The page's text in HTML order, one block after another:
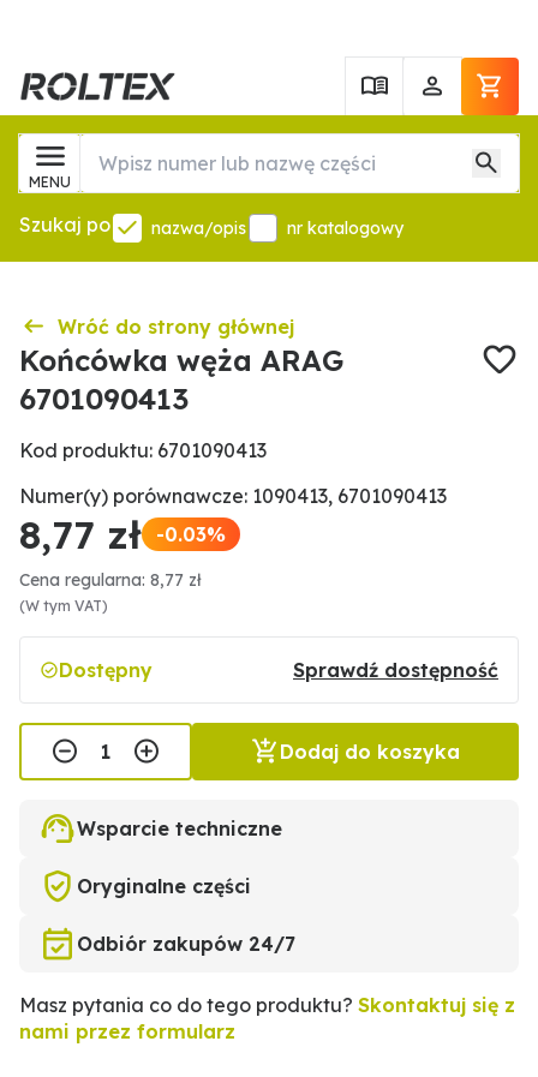
MENU
Szukaj po nazwa/opis nr katalogowy
Wróć do strony głównej
Końcówka węża ARAG
6701090413
Kod produktu: 6701090413
Numer(y) porównawcze: 1090413, 6701090413
8,77 zł -0.03%
Cena regularna: 8,77 zł
(W tym VAT)
Dostępny Sprawdź dostępność
Dodaj do koszyka
Wsparcie techniczne
Oryginalne części
Odbiór zakupów 24/7
Masz pytania co do tego produktu? Skontaktuj się z
nami przez formularz